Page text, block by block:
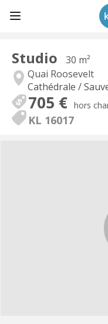
Studio
30 m²
Quai Roosevelt
Cathédrale /
705 € hors
KL 16017